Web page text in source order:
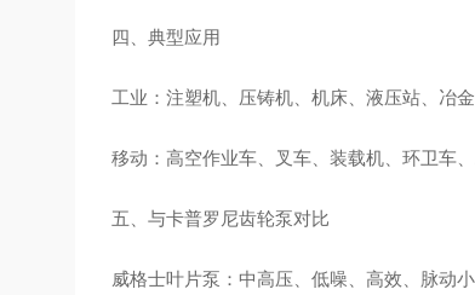
四、典型应用
工业：注塑机、压铸机、机床、液压站、冶金
移动：高空作业车、叉车、装载机、环卫车、
五、与卡普罗尼齿轮泵对比
威格士叶片泵：中高压、低噪、高效、脉动